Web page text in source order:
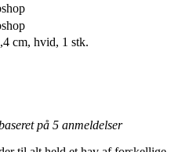
cm, hvid, 1 stk.
på 5 anmeldelser